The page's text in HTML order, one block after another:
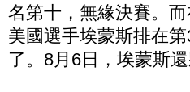
名第十，無緣決賽。
美國選手埃蒙斯排在
了。8月6日，埃蒙斯